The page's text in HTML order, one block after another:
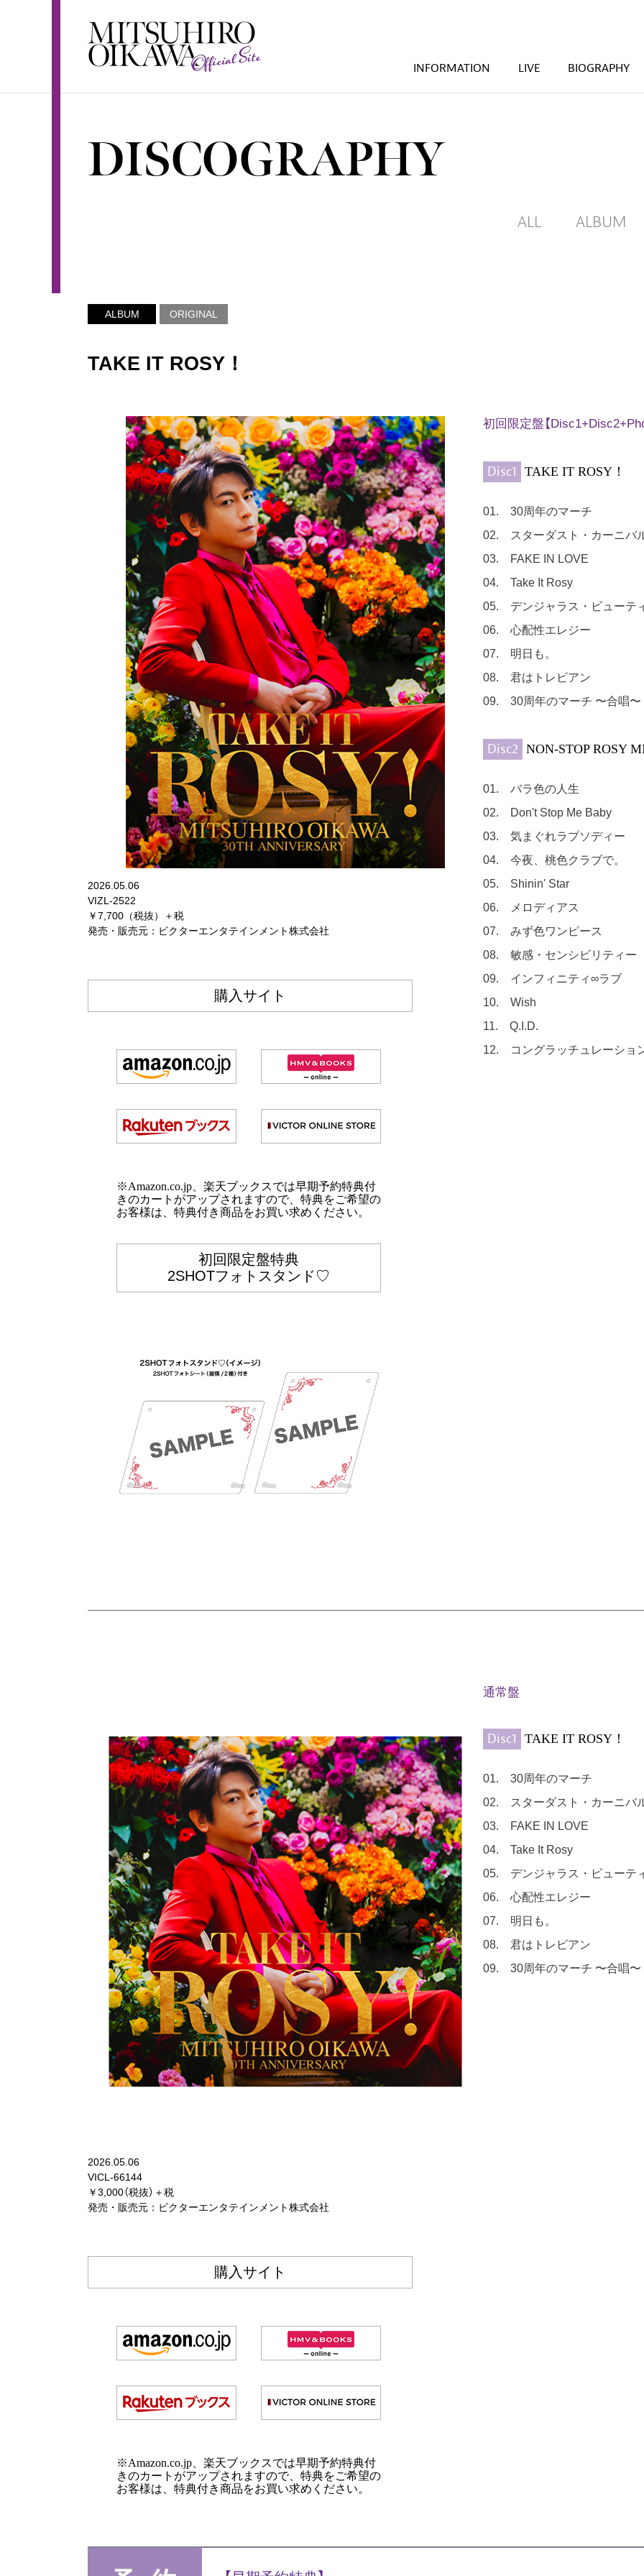
INFORMATION LIVE BIOGRAPHY
DISCOGRAPHY
ALL ALBUM
ALBUM ORIGINAL
TAKE IT ROSY！
2026.05.06
VIZL-2522
￥7,700（税抜）＋税
発売・販売元：ビクターエンタテインメント株式会社
購入サイト
※Amazon.co.jp、楽天ブックスでは早期予約特典付
きのカートがアップされますので、特典をご希望の
お客様は、特典付き商品をお買い求めください。
初回限定盤特典
2SHOTフォトスタンド♡
初回限定盤【
Disc1 TAKE IT ROSY！
01. 30周年のマーチ
02. スターダスト・カーニバ
03. FAKE IN LOVE
04. Take It Rosy
05. デンジャラス・ビューテ
06. 心配性エレジー
07. 明日も。
08. 君はトレビアン
09. 30周年のマーチ 〜合唱〜
Disc2 NON-STOP ROSY
01. バラ色の人生
02. Don't Stop Me Baby
03. 気まぐれラプソディー
04. 今夜、桃色クラブで。
05. Shinin' Star
06. メロディアス
07. みず色ワンピース
08. 敏感・センシビリティー
09. インフィニティ∞ラブ
10. Wish
11. Q.I.D.
12. コングラッチュレーショ
2026.05.06
VICL-66144
￥3,000（税抜）＋税
発売・販売元：ビクターエンタテインメント株式会社
購入サイト
※Amazon.co.jp、楽天ブックスでは早期予約特典付
きのカートがアップされますので、特典をご希望の
お客様は、特典付き商品をお買い求めください。
通常盤
Disc1 TAKE IT ROSY！
01. 30周年のマーチ
02. スターダスト・カーニバ
03. FAKE IN LOVE
04. Take It Rosy
05. デンジャラス・ビューテ
06. 心配性エレジー
07. 明日も。
08. 君はトレビアン
09. 30周年のマーチ 〜合唱〜